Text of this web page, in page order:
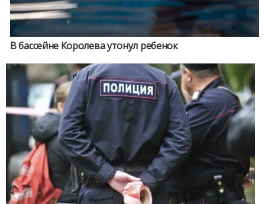
В бассейне Королева утонул ребенок